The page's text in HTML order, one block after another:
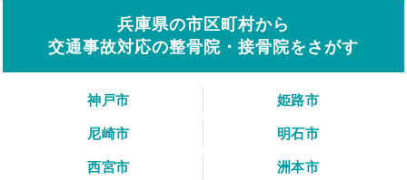
兵庫県の市区町村から
交通事故対応の整骨院・接骨院をさがす
神戸市
姫路市
尼崎市
明石市
西宮市
洲本市